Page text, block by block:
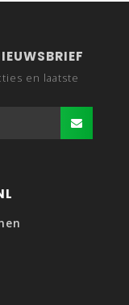
en laatste